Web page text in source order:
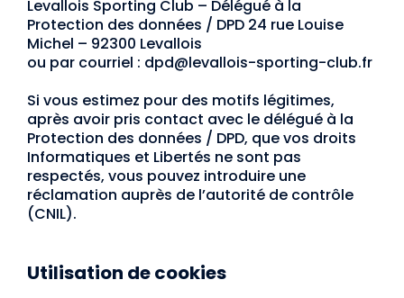
Levallois Sporting Club – Délégué à la
Protection des données / DPD 24 rue Louise
Michel – 92300 Levallois
ou par courriel : dpd@levallois-sporting-club.fr
Si vous estimez pour des motifs légitimes,
après avoir pris contact avec le délégué à la
Protection des données / DPD, que vos droits
Informatiques et Libertés ne sont pas
respectés, vous pouvez introduire une
réclamation auprès de l’autorité de contrôle
(CNIL).
Utilisation de cookies